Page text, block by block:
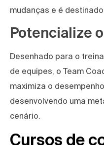
mudanças e é
Potencialize
Desenhado para o
de equipes, o Team
maximiza o
desenvolvendo uma
cenário.
Cursos de